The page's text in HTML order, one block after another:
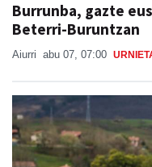
Burrunba, gazte
Beterri-Buruntzan
Aiurri abu 07, 07:00